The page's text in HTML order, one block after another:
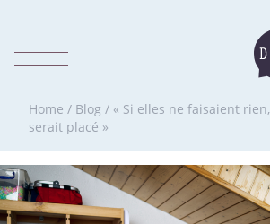
Home / Blog / « Si elles ne faisaient
serait placé »